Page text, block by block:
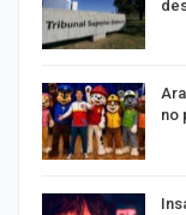
no